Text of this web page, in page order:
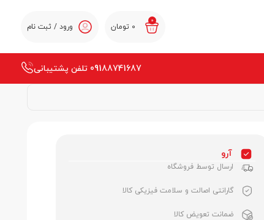
0
0 تومان ورود / ثبت نام
09188741687 تلفن پشتیبانی
آرو
ارسال توسط فروشگاه
گارانتی اصالت و سلامت فیزیکی کالا
ضمانت تعویض کالا